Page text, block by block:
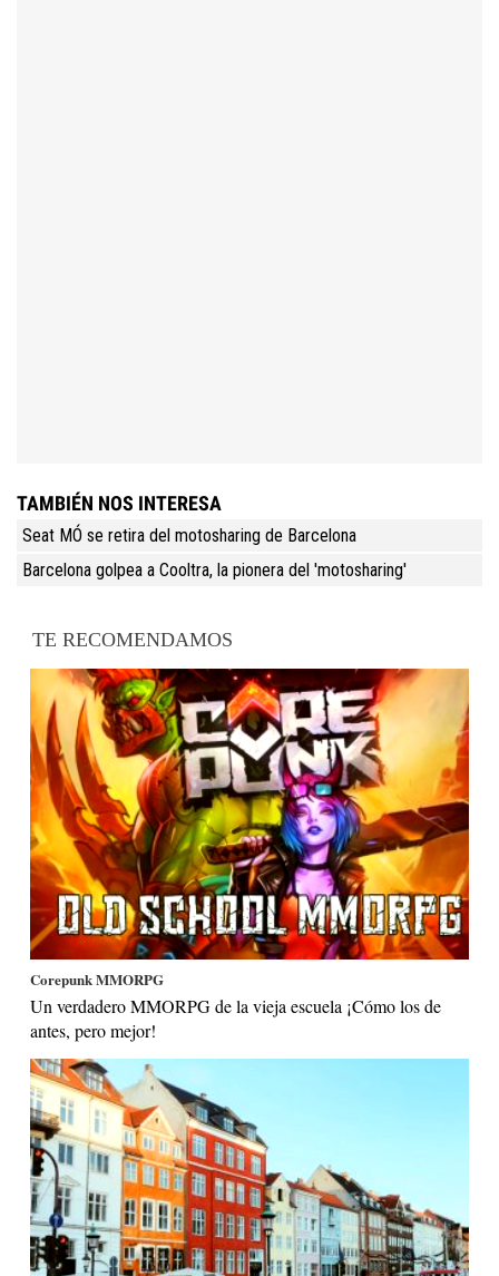
TAMBIÉN NOS INTERESA
Seat MÓ se retira del motosharing de Barcelona
Barcelona golpea a Cooltra, la pionera del 'motosharing'
TE RECOMENDAMOS
Corepunk MMORPG
Un verdadero MMORPG de la vieja escuela ¡Cómo los de
antes, pero mejor!